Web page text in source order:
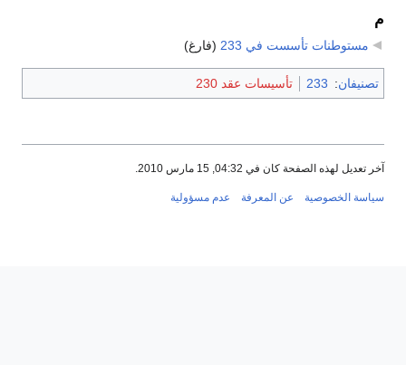
م
مستوطنات تأسست في 233 (فارغ)
تصنيفان:
233 تأسيسات عقد 230
آخر تعديل لهذه الصفحة كان في 04:32, 15 مارس 2010.
سياسة الخصوصية عن المعرفة عدم مسؤولية